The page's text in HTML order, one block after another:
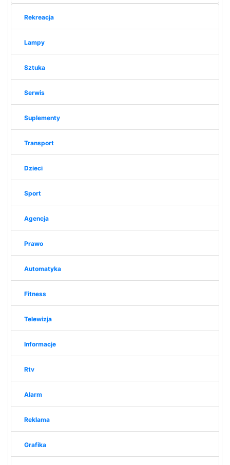
Rekreacja
Lampy
Sztuka
Serwis
Suplementy
Transport
Dzieci
Sport
Agencja
Prawo
Automatyka
Fitness
Telewizja
Informacje
Rtv
Alarm
Reklama
Grafika